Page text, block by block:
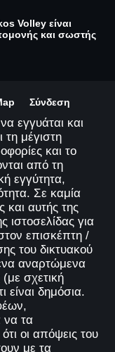
Volley είναι
και σωστής
Σύνδεση
εγγυάται και
μέγιστη
και το
από τη
εγγύτητα,
Σε καμία
αυτής της
ιστοσελίδας για
επισκέπτη /
του δικτυακού
αναρτώμενα
(με σχετική
δημόσια.
να τα
οι απόψεις του
με τα